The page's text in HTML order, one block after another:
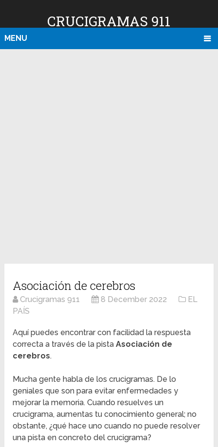
CRUCIGRAMAS 911
MENU
Asociación de cerebros
Crucigramas 911 8 December 2022
EL
PAÍS
Aquí puedes encontrar con facilidad la respuesta
correcta a través de la pistaAsociación de
cerebros.
Mucha gente habla de los crucigramas. De lo
geniales que son para evitar enfermedades y
mejorar la memoria. Cuando resuelves un
crucigrama, aumentas tu conocimiento general; no
obstante, ¿qué hace uno cuando no puede resolver
una pista en concreto del crucigrama?